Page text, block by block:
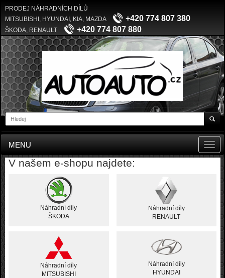
PRODEJ NÁHRADNÍCH DÍLŮ
MITSUBISHI, HYUNDAI, KIA, MAZDA
+420 774 807 380
ŠKODA, RENAULT +420 774 807 880
MENU
V našem e-shopu najdete:
Náhradní díly
ŠKODA
Náhradní díly
RENAULT
Náhradní díly
MITSUBISHI
Náhradní díly
HYUNDAI